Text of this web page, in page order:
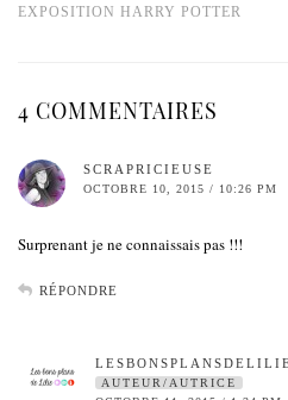
EXPOSITION HARRY POTTER
4 COMMENTAIRES
SCRAPRICIEUSE
OCTOBRE 10, 2015 / 10:26 PM
Surprenant je ne connaissais pas !!!
RÉPONDRE
AUTEUR/AUTRICE